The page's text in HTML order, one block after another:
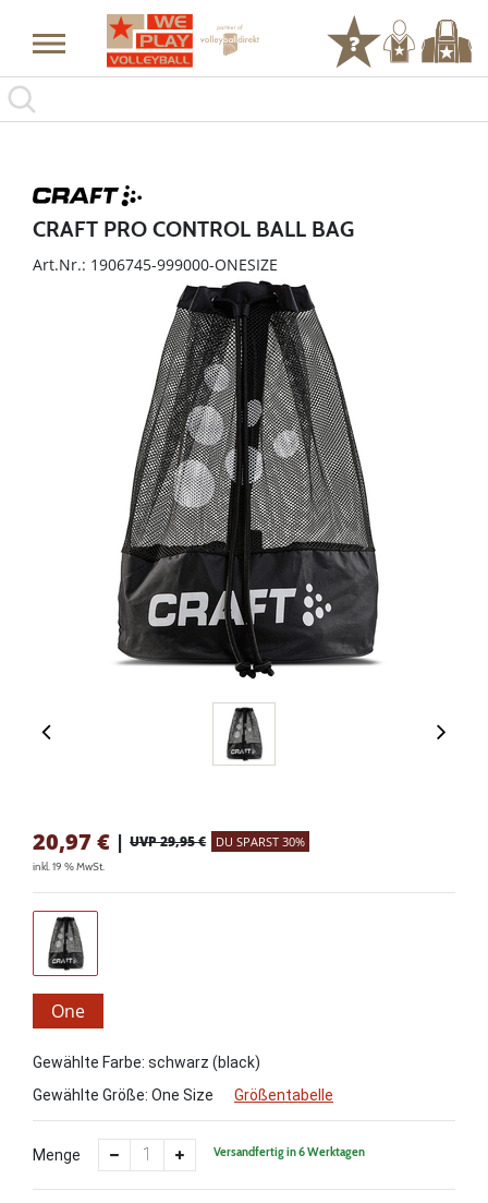
CRAFT PRO CONTROL BALL BAG
Art.Nr.: 1906745-999000-ONESIZE
20,97 € | UVP 29,95 € DU SPARST 30%
inkl. 19 % MwSt.
One
Gewählte Farbe: schwarz (black)
Gewählte Größe: One Size Größentabelle
Menge Versandfertig in 6 Werktagen